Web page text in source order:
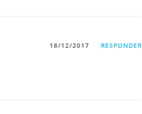
18/12/2017 RESPONDER